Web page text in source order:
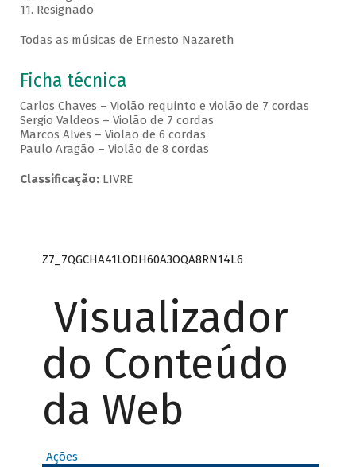
11. Resignado
Todas as músicas de Ernesto Nazareth
Ficha técnica
Carlos Chaves – Violão requinto e violão de 7 cordas
Sergio Valdeos – Violão de 7 cordas
Marcos Alves – Violão de 6 cordas
Paulo Aragão – Violão de 8 cordas
Classificação:LIVRE
Z7_7QGCHA41LODH60A3OQA8RN14L6
Visualizador
do Conteúdo
da Web
Ações